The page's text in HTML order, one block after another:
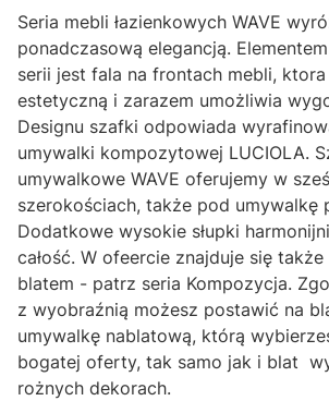
Seria mebli łazienkowych WAVE
ponadczasową elegancją.
serii jest fala na frontach mebli, ktora
estetyczną i zarazem umożliwia
Designu szafki odpowiada
umywalki kompozytowej LUCIOLA.
umywalkowe WAVE oferujemy w
szerokościach, także pod umywalkę
Dodatkowe wysokie słupki
całość. W ofeercie znajduje się
blatem - patrz seria Kompozycja.
z wyobraźnią możesz postawić na
umywalkę nablatową, którą
bogatej oferty, tak samo jak i blat
rożnych dekorach.